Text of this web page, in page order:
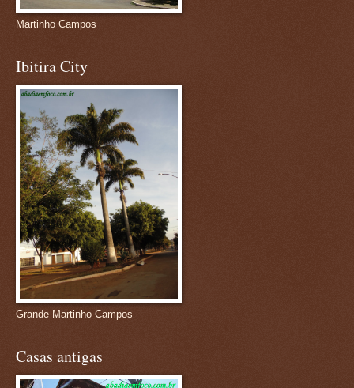
Martinho Campos
Ibitira City
Grande Martinho Campos
Casas antigas